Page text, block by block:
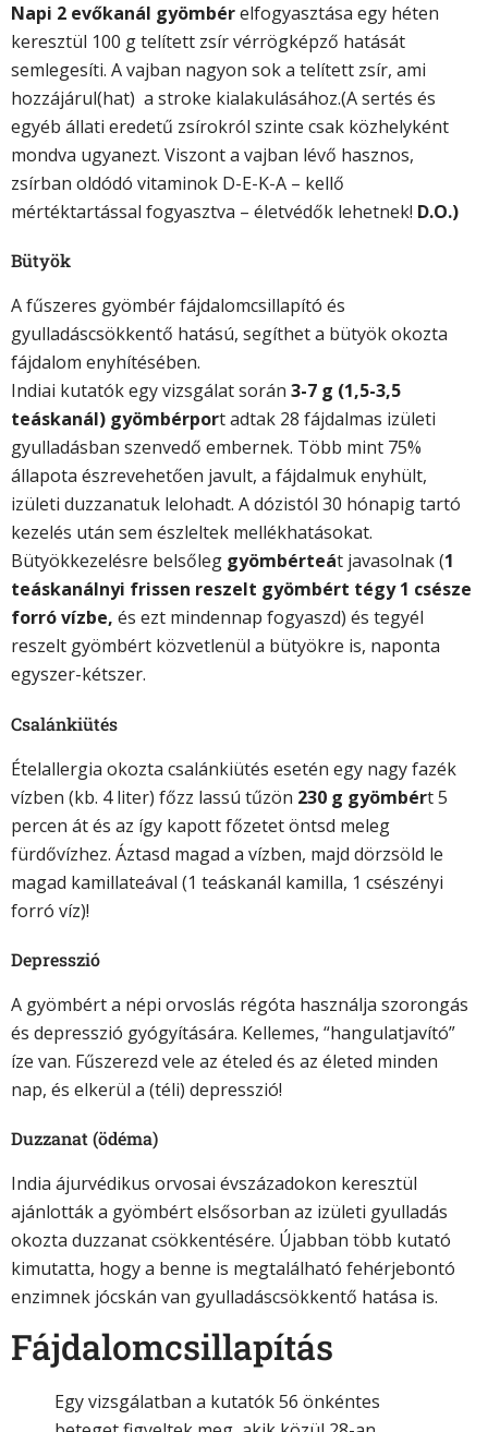
Napi 2 evőkanál gyömbérelfogyasztása egy héten
keresztül 100 g telített zsír vérrögképző hatását
semlegesíti. A vajban nagyon sok a telített zsír, ami
hozzájárul(hat) a stroke kialakulásához.(A sertés és
egyéb állati eredetű zsírokról szinte csak közhelyként
mondva ugyanezt. Viszont a vajban lévő hasznos,
zsírban oldódó vitaminok D-E-K-A – kellő
mértéktartással fogyasztva – életvédők lehetnek! D.O.)
Bütyök
A fűszeres gyömbér fájdalomcsillapító és
gyulladáscsökkentő hatású, segíthet a bütyök okozta
fájdalom enyhítésében.
Indiai kutatók egy vizsgálat során 3-7 g (1,5-3,5
teáskanál) gyömbérport adtak 28 fájdalmas izületi
gyulladásban szenvedő embernek. Több mint 75%
állapota észrevehetően javult, a fájdalmuk enyhült,
izületi duzzanatuk lelohadt. A dózistól 30 hónapig tartó
kezelés után sem észleltek mellékhatásokat.
Bütyökkezelésre belsőleg gyömbérteát javasolnak (1
teáskanálnyi frissen reszelt gyömbért tégy 1 csésze
forró vízbe, és ezt mindennap fogyaszd) és tegyél
reszelt gyömbért közvetlenül a bütyökre is, naponta
egyszer-kétszer.
Csalánkiütés
Ételallergia okozta csalánkiütés esetén egy nagy fazék
vízben (kb. 4 liter) főzz lassú tűzön 230 g gyömbért 5
percen át és az így kapott főzetet öntsd meleg
fürdővízhez. Áztasd magad a vízben, majd dörzsöld le
magad kamillateával (1 teáskanál kamilla, 1 csészényi
forró víz)!
Depresszió
A gyömbért a népi orvoslás régóta használja szorongás
és depresszió gyógyítására. Kellemes, “hangulatjavító”
íze van. Fűszerezd vele az ételed és az életed minden
nap, és elkerül a (téli) depresszió!
Duzzanat (ödéma)
India ájurvédikus orvosai évszázadokon keresztül
ajánlották a gyömbért elsősorban az izületi gyulladás
okozta duzzanat csökkentésére. Újabban több kutató
kimutatta, hogy a benne is megtalálható fehérjebontó
enzimnek jócskán van gyulladáscsökkentő hatása is.
Fájdalomcsillapítás
Egy vizsgálatban a kutatók 56 önkéntes